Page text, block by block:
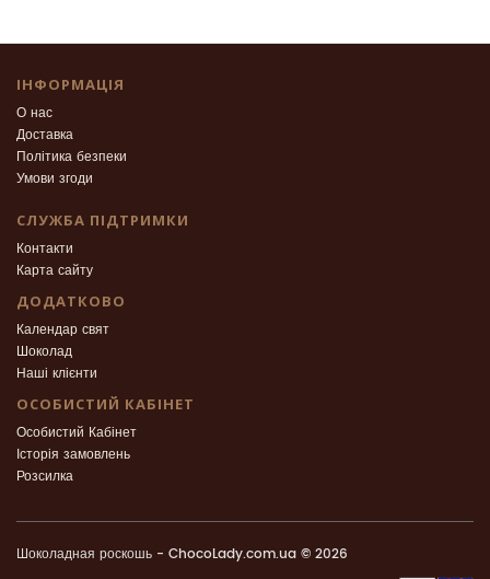
ІНФОРМАЦІЯ
О нас
Доставка
Політика безпеки
Умови згоди
СЛУЖБА ПІДТРИМКИ
Контакти
Карта сайту
ДОДАТКОВО
Календар свят
Шоколад
Наші клієнти
ОСОБИСТИЙ КАБІНЕТ
Особистий Кабінет
Історія замовлень
Розсилка
Шоколадная роскошь - ChocoLady.com.ua © 2026